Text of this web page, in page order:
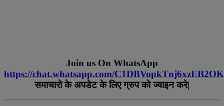
Join us On WhatsApp
https://chat.whatsapp.com/
समाचारो के अपडेट के लिए ग्रुप को ज्वाइन करे|